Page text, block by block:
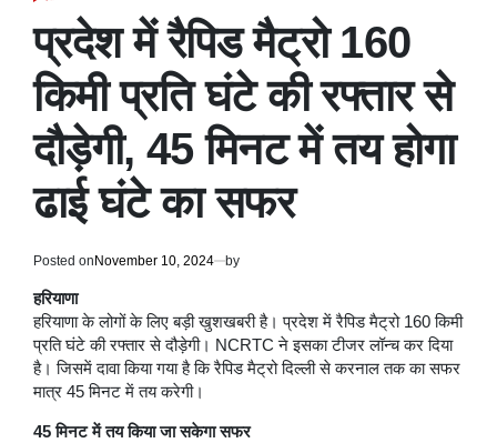
प्रदेश में रैपिड मैट्रो 160
किमी प्रति घंटे की रफ्तार से
दौड़ेगी, 45 मिनट में तय होगा
ढाई घंटे का सफर
Posted onNovember 10, 2024 by
हरियाणा
हरियाणा के लोगों के लिए बड़ी खुशखबरी है। प्रदेश में रैपिड मैट्रो 160 किमी
प्रति घंटे की रफ्तार से दौड़ेगी। NCRTC ने इसका टीजर लॉन्च कर दिया
है। जिसमें दावा किया गया है कि रैपिड मैट्रो दिल्ली से करनाल तक का सफर
मात्र 45 मिनट में तय करेगी।
45 मिनट में तय किया जा सकेगा सफर